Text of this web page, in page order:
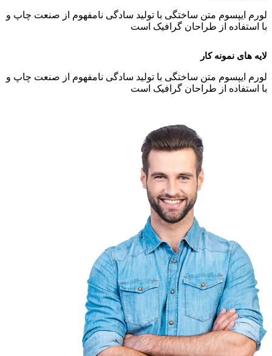
لورم ایپسوم متن ساختگی با تولید سادگی نامفهوم از صنعت چاپ و
با استفاده از طراحان گرافیک است
لایه های نمونه کار
لورم ایپسوم متن ساختگی با تولید سادگی نامفهوم از صنعت چاپ و
با استفاده از طراحان گرافیک است